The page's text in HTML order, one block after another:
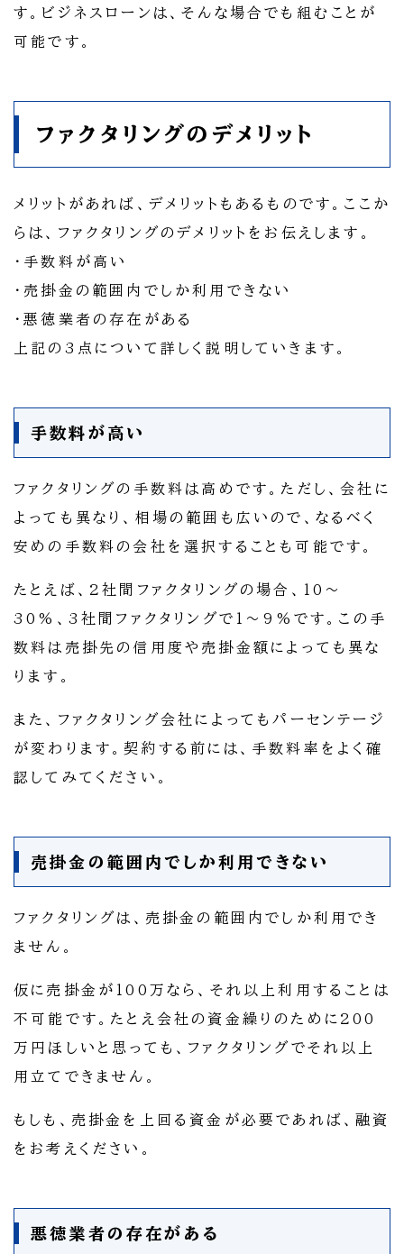
す。ビジネスローンは、そんな場合でも組むことが
可能です。
ファクタリングのデメリット
メリットがあれば、デメリットもあるものです。ここか
らは、ファクタリングのデメリットをお伝えします。
・手数料が高い
・売掛金の範囲内でしか利用できない
・悪徳業者の存在がある
上記の3点について詳しく説明していきます。
手数料が高い
ファクタリングの手数料は高めです。ただし、会社に
よっても異なり、相場の範囲も広いので、なるべく
安めの手数料の会社を選択することも可能です。
たとえば、2社間ファクタリングの場合、10～
30%、3社間ファクタリングで1～9%です。この手
数料は売掛先の信用度や売掛金額によっても異な
ります。
また、ファクタリング会社によってもパーセンテージ
が変わります。契約する前には、手数料率をよく確
認してみてください。
売掛金の範囲内でしか利用できない
ファクタリングは、売掛金の範囲内でしか利用でき
ません。
仮に売掛金が100万なら、それ以上利用することは
不可能です。たとえ会社の資金繰りのために200
万円ほしいと思っても、ファクタリングでそれ以上
用立てできません。
もしも、売掛金を上回る資金が必要であれば、融資
をお考えください。
悪徳業者の存在がある